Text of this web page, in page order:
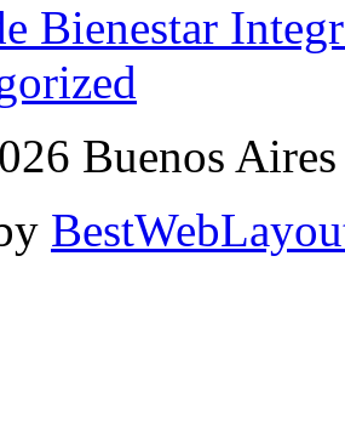
Bienestar
Buenos Aires